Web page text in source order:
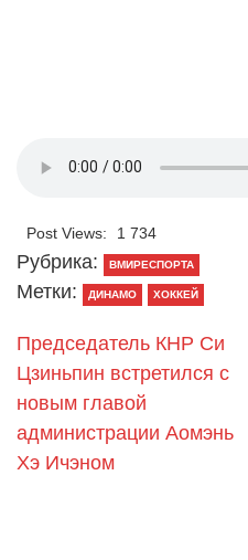
Post Views: 1 734
Рубрика: ВМИРЕСПОРТА
Метки: ДИНАМО ХОККЕЙ
Председатель КНР Си
Цзиньпин встретился с
новым главой
администрации Аомэнь
Хэ Ичэном